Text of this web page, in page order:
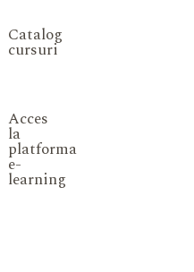
Catalog
cursuri
Acces
la
platforma
e-
learning